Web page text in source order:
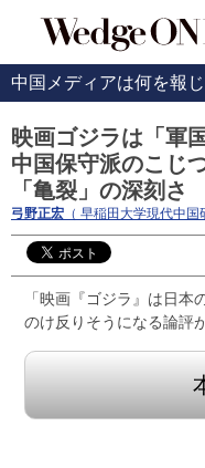
中国メディアは何を報
映画ゴジラは「軍
中国保守派のこじ
「亀裂」の深刻さ
弓野正宏 （ 早稲田大学現代中国
「映画『ゴジラ』は日本
のけ反りそうになる論評